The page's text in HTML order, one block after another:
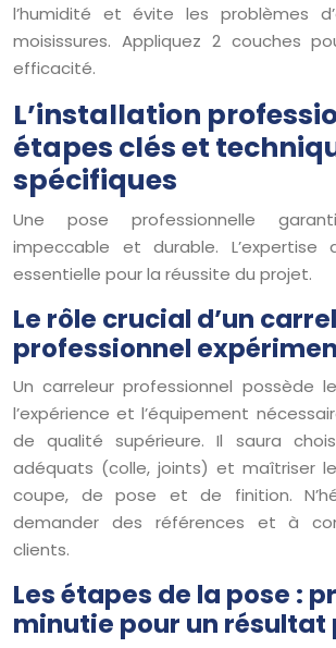
l’humidité et évite les problèmes
moisissures. Appliquez 2 couches
efficacité.
L’installation
étapes clés et
spécifiques
Une pose professionnelle
impeccable et durable. L’expertise
essentielle pour la réussite du projet.
Le rôle crucial d’un
professionnel
Un carreleur professionnel possède
l’expérience et l’équipement
de qualité supérieure. Il saura
adéquats (colle, joints) et maîtriser
coupe, de pose et de finition.
demander des références et à
clients.
Les étapes de la pose :
minutie pour un